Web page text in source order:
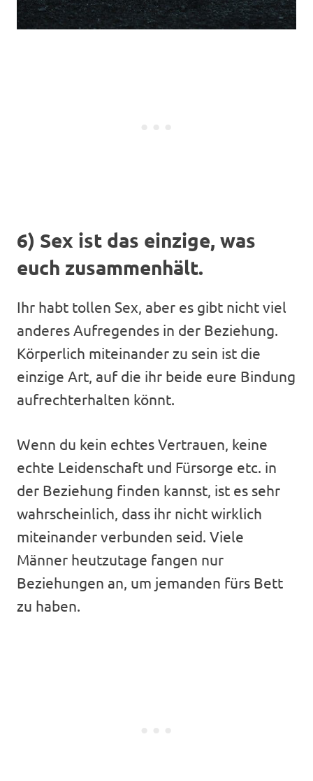
6) Sex ist das einzige, was
euch zusammenhält.
Ihr habt tollen Sex, aber es gibt nicht viel
anderes Aufregendes in der Beziehung.
Körperlich miteinander zu sein ist die
einzige Art, auf die ihr beide eure Bindung
aufrechterhalten könnt.
Wenn du kein echtes Vertrauen, keine
echte Leidenschaft und Fürsorge etc. in
der Beziehung finden kannst, ist es sehr
wahrscheinlich, dass ihr nicht wirklich
miteinander verbunden seid. Viele
Männer heutzutage fangen nur
Beziehungen an, um jemanden fürs Bett
zu haben.